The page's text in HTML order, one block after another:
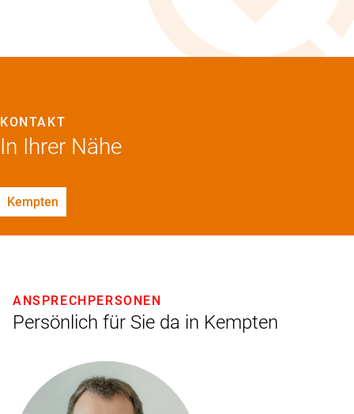
In Ihrer Nähe
KONTAKT
Kempten
Persönlich für Sie da in Kempten
ANSPRECHPERSONEN